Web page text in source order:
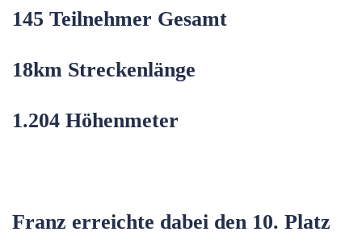
145 Teilnehmer Gesamt
18km Streckenlänge
1.204 Höhenmeter
Franz erreichte dabei den 10. Platz